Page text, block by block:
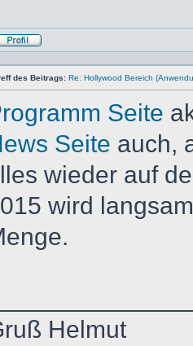
Profil
des Beitrags: Re: Hollywood Bereich
Seite
Seite auch,
wieder auf
wird
Helmut